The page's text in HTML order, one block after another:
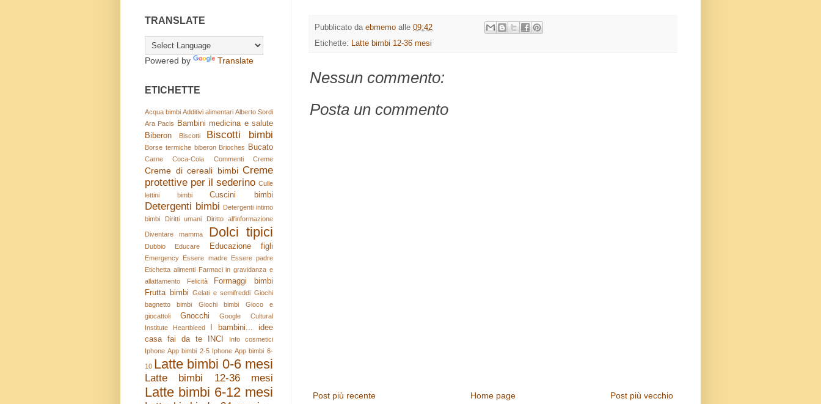
Pubblicato da ebmemo alle 09:42
Etichette: Latte bimbi 12-36 mesi
Nessun commento:
Posta un commento
Post più recente Post più vecchio
Home page
TRANSLATE
Powered by Translate
ETICHETTE
Acqua bimbi Additivi alimentari Alberto Sordi
Ara Pacis
Bambini medicina e salute
Biberon
Biscotti Biscotti bimbi
Borse termiche biberon Brioches Bucato
Carne Coca-Cola Commenti Creme
Creme di cereali bimbi Creme
protettive per il sederino Culle
lettini bimbi
Cuscini bimbi
Detergenti bimbi Detergenti intimo
bimbi
Diritti umani Diritto all'informazione
Diventare mamma Dolci tipici
Dubbio Educare Educazione figli
Emergency Essere madre
Essere padre
Etichetta alimenti Farmaci in gravidanza e
allattamento
Felicità
Formaggi bimbi
Frutta bimbi
Gelati e semifreddi Giochi
bagnetto bimbi
Giochi bimbi
Gioco e
giocattoli
Gnocchi
Google Cultural
Institute
Heartbleed I bambini...
idee
casa fai da te
INCI
Info cosmetici
Iphone App bimbi 2-5 Iphone App bimbi 6-
10 Latte bimbi 0-6 mesi
Latte bimbi 12-36 mesi
Latte bimbi 6-12 mesi